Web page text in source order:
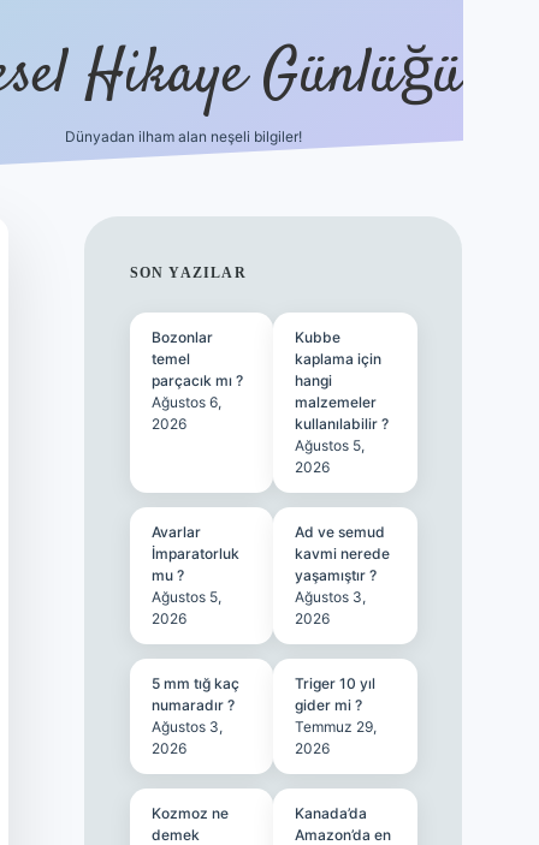
Hikaye Günlüğü
Dünyadan ilham alan neşeli bilgiler!
SIDEBAR
SON YAZILAR
Bozonlar
temel
parçacık mı ?
Ağustos 6,
2026
Kubbe
kaplama için
hangi
malzemeler
kullanılabilir ?
Ağustos 5,
2026
Avarlar
İmparatorluk
mu ?
Ağustos 5,
2026
Ad ve semud
kavmi nerede
yaşamıştır ?
Ağustos 3,
2026
5 mm tığ kaç
numaradır ?
Ağustos 3,
2026
Triger 10 yıl
gider mi ?
Temmuz 29,
2026
Kozmoz ne
demek
Kanada’da
Amazon’da en
betexper güvenilir mi